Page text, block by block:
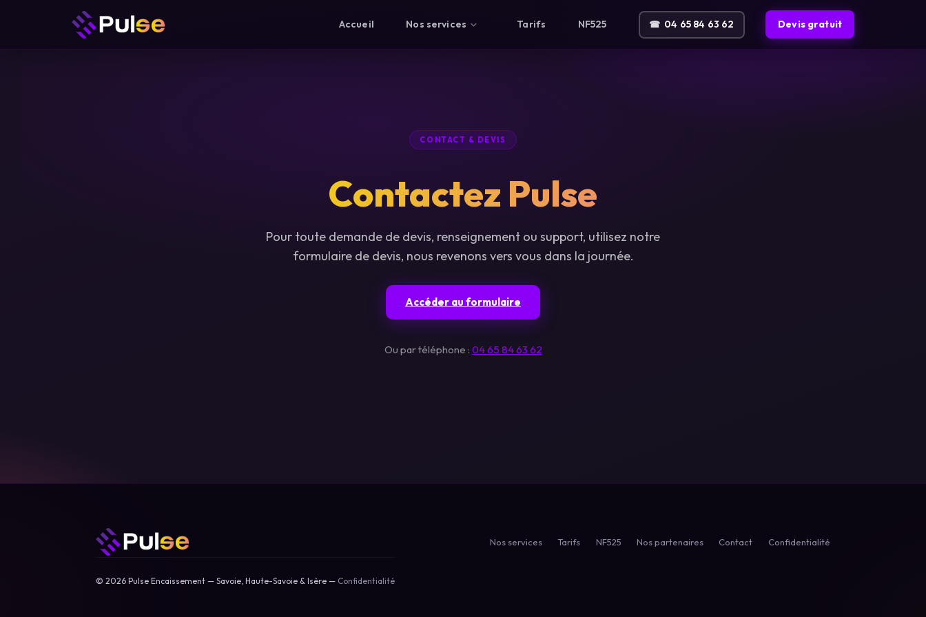
Accueil Nos services Tarifs NF525 04 65 84 63 62 Devis gratuit
CONTACT & DEVIS
Contactez Pulse
Pour toute demande de devis, renseignement ou support, utilisez notre
formulaire de devis, nous revenons vers vous dans la journée.
Accéder au formulaire
Ou par téléphone : 04 65 84 63 62
Nos services Tarifs NF525 Nos partenaires Contact Confidentialité
© 2026 Pulse Encaissement — Savoie, Haute-Savoie & Isère — Confidentialité